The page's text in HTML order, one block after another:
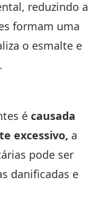
reduzindo a
formam uma
o esmalte e
é causada
excessivo, a
pode ser
danificadas e